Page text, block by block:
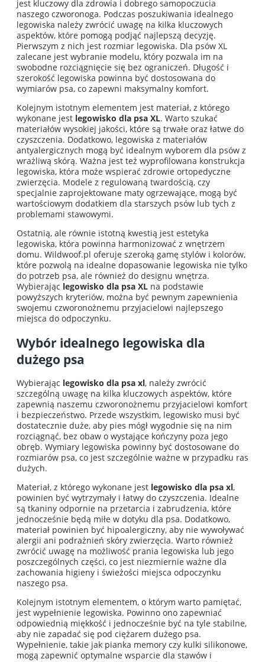
jest kluczowy dla zdrowia i dobrego samopoczucia
naszego czworonoga. Podczas poszukiwania idealnego
legowiska należy zwrócić uwagę na kilka kluczowych
aspektów, które pomogą podjąć najlepszą decyzję.
Pierwszym z nich jest rozmiar legowiska. Dla psów XL
zalecane jest wybranie modelu, który pozwala im na
swobodne rozciągnięcie się bez ograniczeń. Długość i
szerokość legowiska powinna być dostosowana do
wymiarów psa, co zapewni maksymalny komfort.
Kolejnym istotnym elementem jest materiał, z którego
wykonane jest legowisko dla psa XL. Warto szukać
materiałów wysokiej jakości, które są trwałe oraz łatwe do
czyszczenia. Dodatkowo, legowiska z materiałów
antyalergicznych mogą być idealnym wyborem dla psów z
wrażliwą skórą. Ważna jest też wyprofilowana konstrukcja
legowiska, która może wspierać zdrowie ortopedyczne
zwierzęcia. Modele z regulowaną twardością, czy
specjalnie zaprojektowane maty ogrzewające, mogą być
wartościowym dodatkiem dla starszych psów lub tych z
problemami stawowymi.
Ostatnią, ale równie istotną kwestią jest estetyka
legowiska, która powinna harmonizować z wnętrzem
domu. Wildwoof.pl oferuje szeroką gamę stylów i kolorów,
które pozwolą na idealne dopasowanie legowiska nie tylko
do potrzeb psa, ale również do designu wnętrza.
Wybierając legowisko dla psa XL na podstawie
powyższych kryteriów, można być pewnym zapewnienia
swojemu czworonożnemu przyjacielowi najlepszego
miejsca do odpoczynku.
Wybór idealnego legowiska dla
dużego psa
Wybierając legowisko dla psa xl, należy zwrócić
szczególną uwagę na kilka kluczowych aspektów, które
zapewnią naszemu czworonożnemu przyjacielowi komfort
i bezpieczeństwo. Przede wszystkim, legowisko musi być
dostatecznie duże, aby pies mógł wygodnie się na nim
rozciągnąć, bez obaw o wystające kończyny poza jego
obręb. Wymiary legowiska powinny być dostosowane do
rozmiarów psa, co jest szczególnie ważne w przypadku ras
dużych.
Materiał, z którego wykonane jest legowisko dla psa xl,
powinien być wytrzymały i łatwy do czyszczenia. Idealne
są tkaniny odpornie na przetarcia i zabrudzenia, które
jednocześnie będą miłe w dotyku dla psa. Dodatkowo,
materiał powinien być hipoalergiczny, aby nie wywoływać
alergii ani podrażnień skóry zwierzęcia. Warto również
zwrócić uwagę na możliwość prania legowiska lub jego
poszczególnych części, co jest niezmiernie ważne dla
zachowania higieny i świeżości miejsca odpoczynku
naszego psa.
Kolejnym istotnym elementem, o którym warto pamiętać,
jest wypełnienie legowiska. Powinno ono zapewniać
odpowiednią miękkość i jednocześnie być na tyle stabilne,
aby nie zapadać się pod ciężarem dużego psa.
Wypełnienie, takie jak pianka memory czy kulki silikonowe,
mogą zapewnić optymalne wsparcie dla stawów i